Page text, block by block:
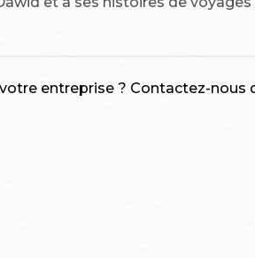
entreprise ? Contactez-nous